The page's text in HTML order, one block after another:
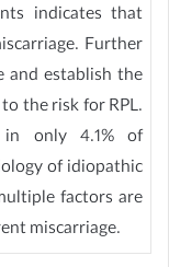
indicates that
Further
and establish the
the risk for RPL.
in only 4.1% of
of idiopathic
factors are
miscarriage.